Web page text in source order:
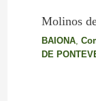
Molinos
BAIONA,
DE